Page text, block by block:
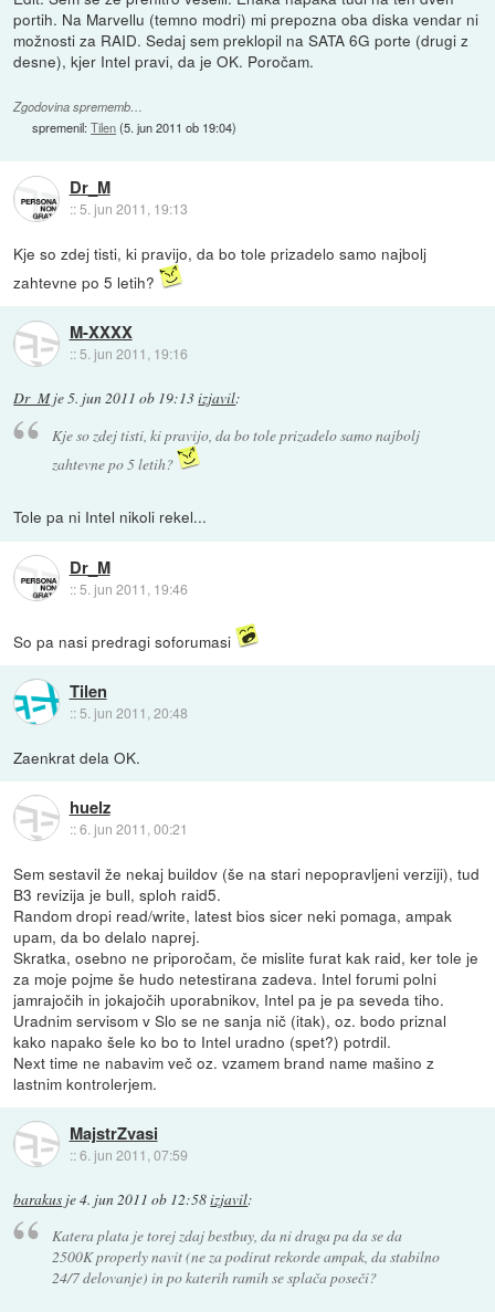
portih. Na Marvellu (temno modri) mi prepozna oba diska vendar ni
možnosti za RAID. Sedaj sem preklopil na SATA 6G porte (drugi z
desne), kjer Intel pravi, da je OK. Poročam.
Zgodovina sprememb…
spremenil:Tilen(5. jun 2011 ob 19:04)
Dr_M
::5. jun 2011, 19:13
Kje so zdej tisti, ki pravijo, da bo tole prizadelo samo najbolj
zahtevne po 5 letih?
M-XXXX
:: 5. jun 2011, 19:16
Dr_Mje5. jun 2011 ob 19:13izjavil:
Kje so zdej tisti, ki pravijo, da bo tole prizadelo samo najbolj
zahtevne po 5 letih?
Tole pa ni Intel nikoli rekel...
Dr_M
::5. jun 2011, 19:46
So pa nasi predragi soforumasi
Tilen
:: 5. jun 2011, 20:48
Zaenkrat dela OK.
huelz
::6. jun 2011, 00:21
Sem sestavil že nekaj buildov (še na stari nepopravljeni verziji), tud
B3 revizija je bull, sploh raid5.
Random dropi read/write, latest bios sicer neki pomaga, ampak
upam, da bo delalo naprej.
Skratka, osebno ne priporočam, če mislite furat kak raid, ker tole je
za moje pojme še hudo netestirana zadeva. Intel forumi polni
jamrajočih in jokajočih uporabnikov, Intel pa je pa seveda tiho.
Uradnim servisom v Slo se ne sanja nič (itak), oz. bodo priznal
kako napako šele ko bo to Intel uradno (spet?) potrdil.
Next time ne nabavim več oz. vzamem brand name mašino z
lastnim kontrolerjem.
MajstrZvasi
::6. jun 2011, 07:59
barakus je4. jun 2011 ob 12:58izjavil:
Katera plata je torej zdaj bestbuy, da ni draga pa da se da
2500K properly navit (ne za podirat rekorde ampak, da stabilno
24/7 delovanje) in po katerih ramih se splača poseči?